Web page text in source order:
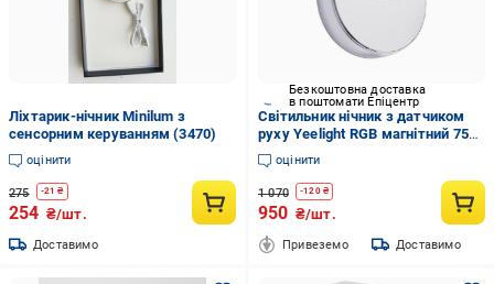
Ліхтарик-нічник Мinilum з
сенсорним керуванням (3470)
оцінити
275 -21 ₴
254 ₴/шт.
Доставимо
Безкоштовна доставка
в поштомати Епіцентр
Світильник нічник з датчиком
руху Yeelight RGB магнітний 750
mAh White (1029793)
оцінити
1 070 -120₴
950 ₴/шт.
Привеземо Доставимо